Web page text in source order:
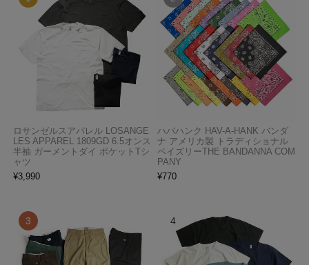
ロサンゼルスアパレル LOSANGE
LES APPAREL 1809GD 6.5オンス
半袖 ガーメントダイ ポケットTシ
ャツ
¥3,990
ハバハンク HAV-A-HANK バンダ
ナ アメリカ製 トラディショナル
ペイズリーTHE BANDANNA COM
PANY
¥770